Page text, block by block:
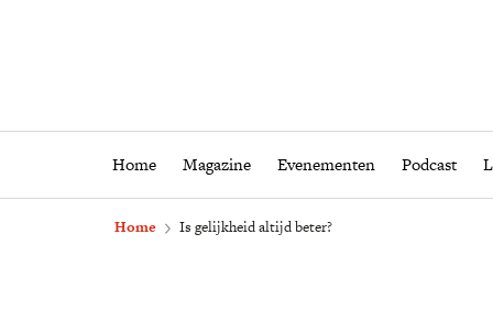
Home Magazine Evenementen Podcast
Home Magazine
Home Is gelijkheid altijd beter?